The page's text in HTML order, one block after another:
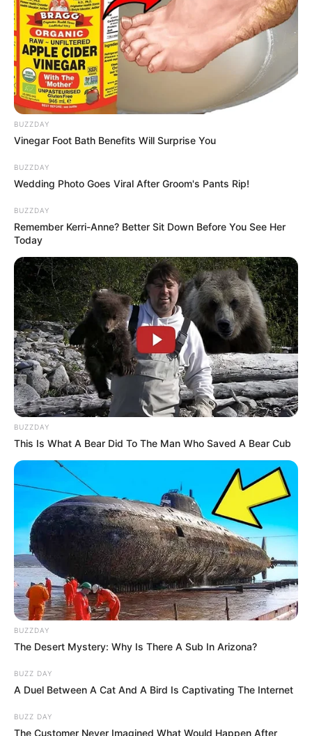
BUZZDAY
Vinegar Foot Bath Benefits Will Surprise You
BUZZDAY
Wedding Photo Goes Viral After Groom's Pants Rip!
BUZZDAY
Remember Kerri-Anne? Better Sit Down Before You See Her
Today
BUZZDAY
This Is What A Bear Did To The Man Who Saved A Bear Cub
BUZZDAY
The Desert Mystery: Why Is There A Sub In Arizona?
BUZZ DAY
A Duel Between A Cat And A Bird Is Captivating The Internet
BUZZ DAY
The Customer Never Imagined What Would Happen After